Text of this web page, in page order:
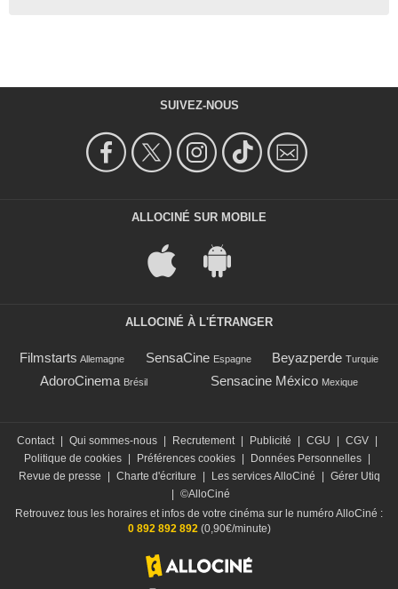
SUIVEZ-NOUS
ALLOCINÉ SUR MOBILE
ALLOCINÉ À L'ÉTRANGER
Filmstarts Allemagne SensaCine Espagne Beyazperde Turquie
AdoroCinema Brésil Sensacine México Mexique
Contact Qui sommes-nous Recrutement Publicité CGU CGV
Politique de cookies
Préférences cookies Données Personnelles
Revue de presse
Charte d'écriture Les services AlloCiné
Gérer Utiq
©AlloCiné
Retrouvez tous les horaires et infos de votre cinéma sur le numéro AlloCiné :
0 892 892 892(0,90€/minute)